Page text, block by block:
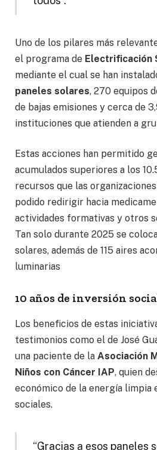
Uno de los pilares más
el programa de Electrificación
mediante el cual se han
paneles solares, 270 equipos
de bajas emisiones y cerca de
instituciones que atienden a
Estas acciones han permitido
acumulados superiores a los
recursos que las
podido redirigir hacia
actividades formativas y otros
Tan solo durante 2025 se
solares, además de 115 aires
luminarias
10 años de inversión
Los beneficios de estas
testimonios como el de José
una paciente de la Asociación
Niños con Cáncer IAP, quien
económico de la energía limpia
sociales.
“Gracias a esos paneles